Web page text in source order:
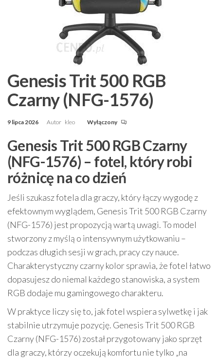
Genesis Trit 500 RGB
Czarny (NFG-1576)
9 lipca 2026 Autor kleo Wyłączony
Genesis Trit 500 RGB Czarny
(NFG-1576) – fotel, który robi
różnicę na co dzień
Jeśli szukasz fotela dla graczy, który łączy wygodę z
efektownym wyglądem, Genesis Trit 500 RGB Czarny
(NFG-1576) jest propozycją wartą uwagi. To model
stworzony z myślą o intensywnym użytkowaniu –
podczas długich sesji w grach, pracy czy nauce.
Charakterystyczny czarny kolor sprawia, że fotel łatwo
dopasujesz do niemal każdego stanowiska, a system
RGB dodaje mu gamingowego charakteru.
W praktyce liczy się to, jak fotel wspiera sylwetkę i jak
stabilnie utrzymuje pozycję. Genesis Trit 500 RGB
Czarny (NFG-1576) został przygotowany jako sprzęt
dla graczy, którzy oczekują komfortu nie tylko „na